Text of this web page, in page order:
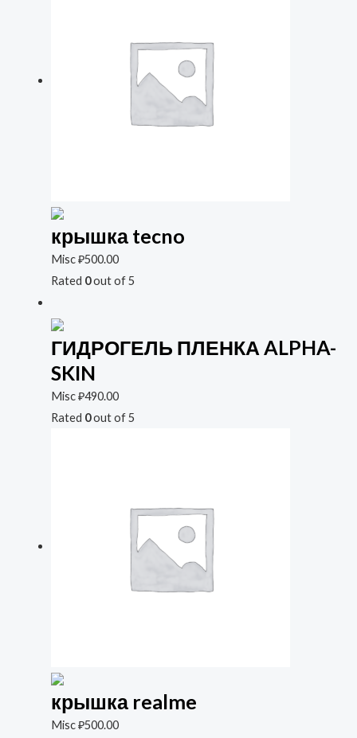
крышка tecno
Misc₽500.00
Rated 0out of 5
ГИДРОГЕЛЬ ПЛЕНКА ALPHA-
SKIN
Misc₽490.00
Rated 0out of 5
крышка realme
Misc₽500.00